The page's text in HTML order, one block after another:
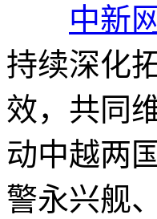
中新网
持续深化
效，共同
动中越两
警永兴舰